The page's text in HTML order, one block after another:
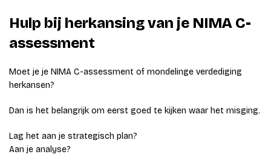
Hulp bij herkansing van je NIMA C-
assessment
Moet je je NIMA C-assessment of mondelinge verdediging
herkansen?
Dan is het belangrijk om eerst goed te kijken waar het misging.
Lag het aan je strategisch plan?
Aan je analyse?